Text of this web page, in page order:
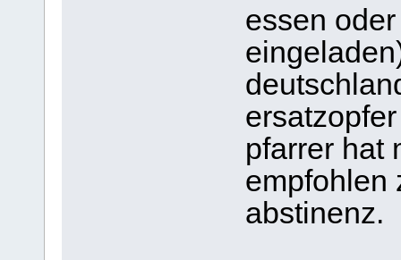
essen
pfarrer hat
empfohlen
abstinenz.